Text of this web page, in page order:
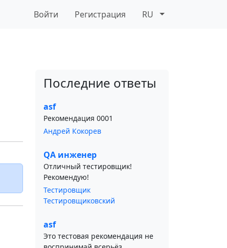
Войти Регистрация RU
Последние ответы
asf
Рекомендация 0001
Андрей Кокорев
QA инженер
Отличный тестировщик!
Рекомендую!
Тестировщик
Тестировщиковский
asf
Это тестовая рекомендация не